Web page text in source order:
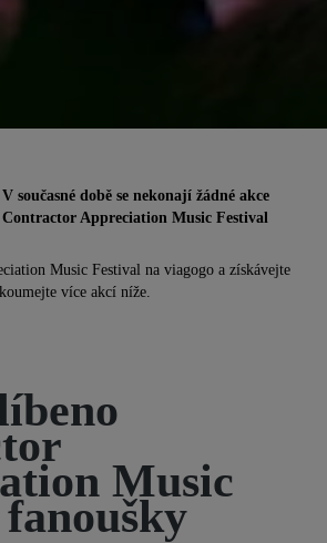
V současné době se nekonají žádné akce
Contractor Appreciation Music Festival
Music Festival na viagogo a získávejte
více akcí níže.
Music